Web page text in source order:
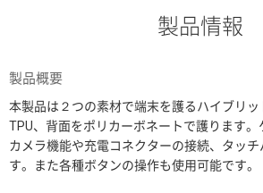
製品情報
製品概要
本製品は２つの素材で端末を護るハイブリ
TPU、背面をポリカーボネートで護ります。
カメラ機能や充電コネクターの接続、タッ
す。また各種ボタンの操作も使用可能です。